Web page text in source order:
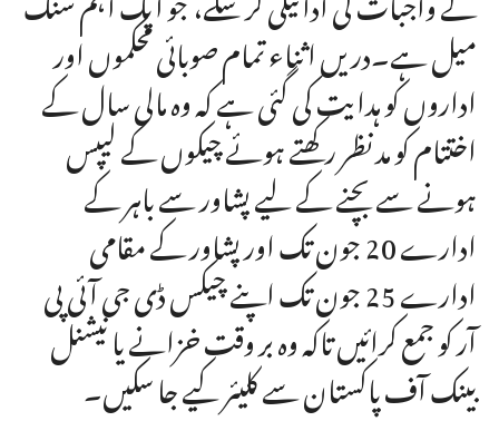
میل ہے۔دریں اثناء تمام صوبائی محکموں اور
اداروں کو ہدایت کی گئی ہے کہ وہ مالی سال کے
اختتام کو مد نظر رکھتے ہوئے چیکوں کے لیپس
ہونے سے بچنے کے لیے پشاور سے باہر کے
ادارے 20 جون تک اور پشاور کے مقامی
ادارے 25 جون تک اپنے چیکس ڈی جی آئی پی
آر کو جمع کرائیں تاکہ وہ بر وقت خزانے یا نیشنل
بینک آف پاکستان سے کلیئر کیے جا سکیں۔